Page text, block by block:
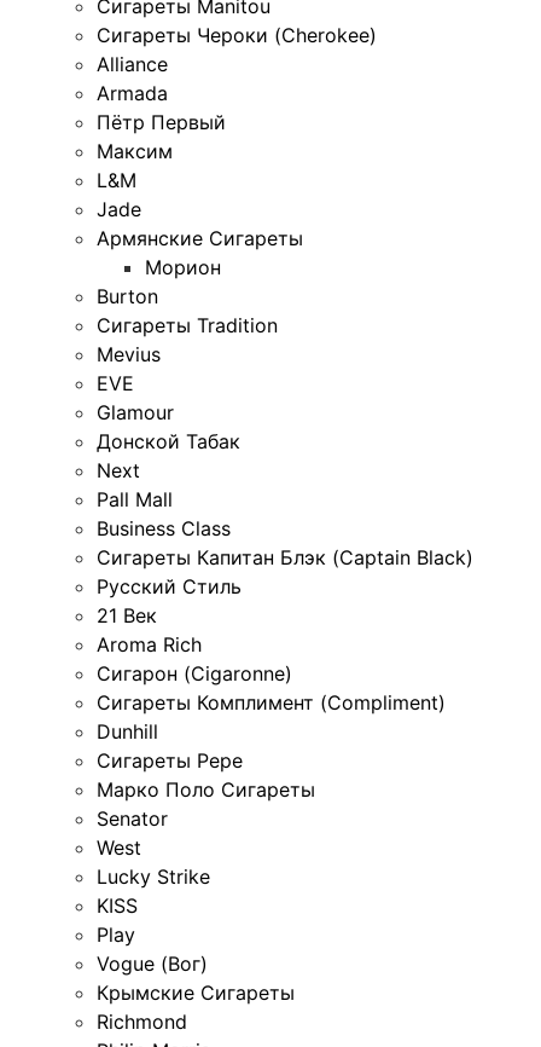
Сигареты Manitou
Сигареты Чероки (Cherokee)
Alliance
Armada
Пётр Первый
Максим
L&M
Jade
Армянские Сигареты
Морион
Burton
Сигареты Tradition
Mevius
EVE
Glamour
Донской Табак
Next
Pall Mall
Business Class
Сигареты Капитан Блэк (Captain Black)
Русский Стиль
21 Век
Aroma Rich
Сигарон (Cigaronne)
Сигареты Комплимент (Compliment)
Dunhill
Сигареты Pepe
Марко Поло Сигареты
Senator
West
Lucky Strike
KISS
Play
Vogue (Вог)
Крымские Сигареты
Richmond